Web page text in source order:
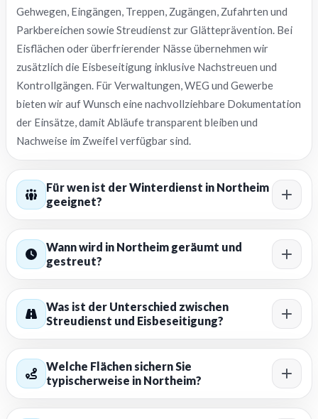
Gehwegen, Eingängen, Treppen, Zugängen, Zufahrten und
Parkbereichen sowie Streudienst zur Glätteprävention. Bei
Eisflächen oder überfrierender Nässe übernehmen wir
zusätzlich die Eisbeseitigung inklusive Nachstreuen und
Kontrollgängen. Für Verwaltungen, WEG und Gewerbe
bieten wir auf Wunsch eine nachvollziehbare Dokumentation
der Einsätze, damit Abläufe transparent bleiben und
Nachweise im Zweifel verfügbar sind.
Für wen ist der Winterdienst in Northeim
geeignet?
Wann wird in Northeim geräumt und
gestreut?
Was ist der Unterschied zwischen
Streudienst und Eisbeseitigung?
Welche Flächen sichern Sie
typischerweise in Northeim?